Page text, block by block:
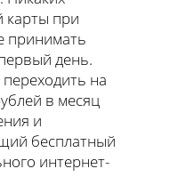
карты при
принимать
день.
на
в месяц
и
бесплатный
интернет-